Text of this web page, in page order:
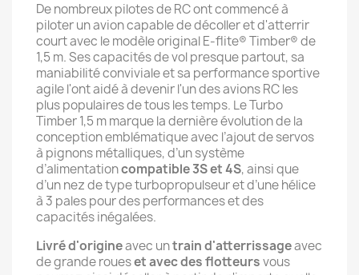
De nombreux pilotes de RC ont commencé à
piloter un avion capable de décoller et d'atterrir
court avec le modèle original E-flite® Timber® de
1,5 m. Ses capacités de vol presque partout, sa
maniabilité conviviale et sa performance sportive
agile l'ont aidé à devenir l'un des avions RC les
plus populaires de tous les temps. Le Turbo
Timber 1,5 m marque la dernière évolution de la
conception emblématique avec l’ajout de servos
à pignons métalliques, d’un système
d’alimentationcompatible 3S et 4S, ainsi que
d’un nez de type turbopropulseur et d’une hélice
à 3 pales pour des performances et des
capacités inégalées.
Livré d'origineavec untrain d'atterrissageavec
de grande roueset avec des flotteursvous